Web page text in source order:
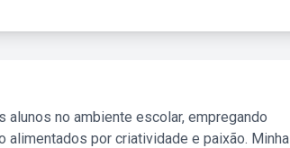
no ambiente escolar, empregando
por criatividade e paixão. Minha